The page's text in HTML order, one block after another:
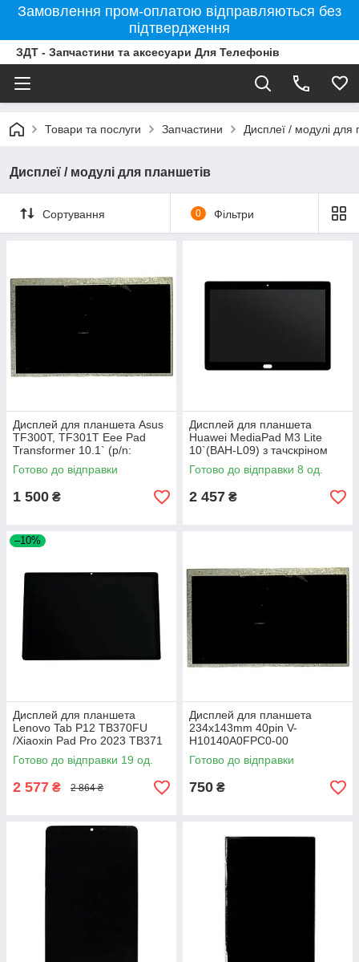
Замовлення пром-оплатою відправляються без
підтвердження
ЗДТ - Запчастини та аксесуари Для Телефонів
Товари та послуги Запчастини Дисплеї / модулі для
Дисплеї / модулі для планшетів
Сортування 0 Фільтри
Дисплей для планшета Asus
TF300T, TF301T Eee Pad
Transformer 10.1` (p/n:
N101ICG-L21,
HSD101PWW1)
Готово до відправки
1 500 ₴
Дисплей для планшета
Huawei MediaPad M3 Lite
10`(BAH-L09) з тачскріном
Black
Готово до відправки 8 од.
2 457 ₴
–10%
Дисплей для планшета
Lenovo Tab P12 TB370FU
/Xiaoxin Pad Pro 2023 TB371
(12.7") з тачскріном Black
Готово до відправки 19 од.
2 577 ₴ 2 864 ₴
Дисплей для планшета
234x143mm 40pin V-
H10140A0FPC0-00
Готово до відправки
750 ₴